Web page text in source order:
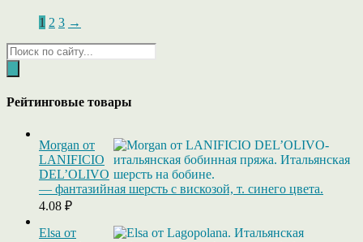
1 2 3 →
Поиск
товаров
Рейтинговые товары
Morgan от
LANIFICIO
DEL’OLIVO
— фантазийная шерсть с вискозой, т. синего цвета.
4.08 ₽
Elsa от